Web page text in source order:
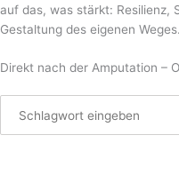
auf das, was stärkt: Resilienz,
Gestaltung des eigenen
Direkt nach der Amputation –